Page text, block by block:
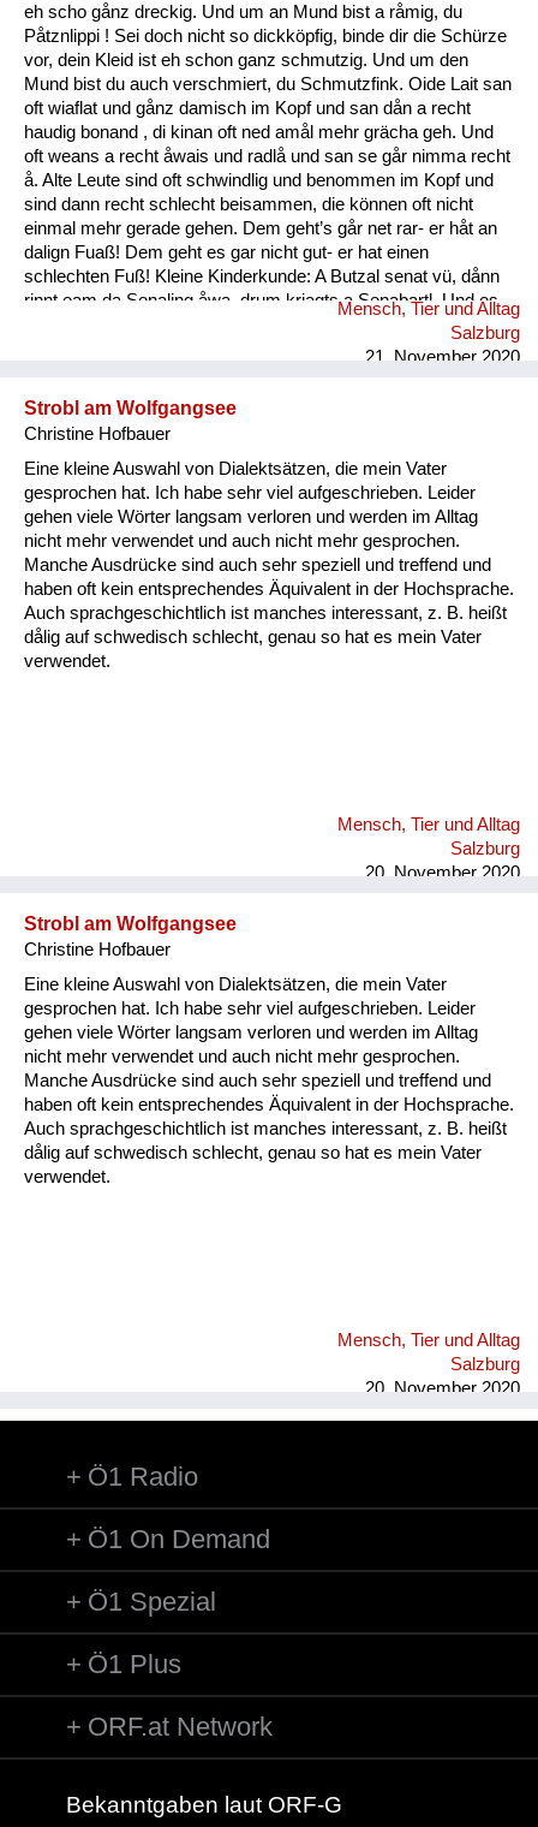
eh scho gånz dreckig. Und um an Mund bist a råmig, du
Påtznlippi ! Sei doch nicht so dickköpfig, binde dir die Schürze
vor, dein Kleid ist eh schon ganz schmutzig. Und um den
Mund bist du auch verschmiert, du Schmutzfink. Oide Lait san
oft wiaflat und gånz damisch im Kopf und san dån a recht
haudig bonand , di kinan oft ned amål mehr grächa geh. Und
oft weans a recht åwais und radlå und san se går nimma recht
å. Alte Leute sind oft schwindlig und benommen im Kopf und
sind dann recht schlecht beisammen, die können oft nicht
einmal mehr gerade gehen. Dem geht’s går net rar- er håt an
dalign Fuaß! Dem geht es gar nicht gut- er hat einen
schlechten Fuß! Kleine Kinderkunde: A Butzal senat vü, dånn
rinnt eam da Senaling åwa, drum kriagts a Senabartl. Und es
is a oft råmig um an Mund. Ein Baby speichelt viel, dann rinnt
Mensch, Tier und Alltag
Salzburg
21. November 2020
Strobl am Wolfgangsee
Christine Hofbauer
Eine kleine Auswahl von Dialektsätzen, die mein Vater
gesprochen hat. Ich habe sehr viel aufgeschrieben. Leider
gehen viele Wörter langsam verloren und werden im Alltag
nicht mehr verwendet und auch nicht mehr gesprochen.
Manche Ausdrücke sind auch sehr speziell und treffend und
haben oft kein entsprechendes Äquivalent in der Hochsprache.
Auch sprachgeschichtlich ist manches interessant, z. B. heißt
dålig auf schwedisch schlecht, genau so hat es mein Vater
verwendet.
Mensch, Tier und Alltag
Salzburg
20. November 2020
Strobl am Wolfgangsee
Christine Hofbauer
Eine kleine Auswahl von Dialektsätzen, die mein Vater
gesprochen hat. Ich habe sehr viel aufgeschrieben. Leider
gehen viele Wörter langsam verloren und werden im Alltag
nicht mehr verwendet und auch nicht mehr gesprochen.
Manche Ausdrücke sind auch sehr speziell und treffend und
haben oft kein entsprechendes Äquivalent in der Hochsprache.
Auch sprachgeschichtlich ist manches interessant, z. B. heißt
dålig auf schwedisch schlecht, genau so hat es mein Vater
verwendet.
Mensch, Tier und Alltag
Salzburg
20. November 2020
Ö1 Radio
Ö1 On Demand
Ö1 Spezial
Ö1 Plus
ORF.at Network
Bekanntgaben laut ORF-G